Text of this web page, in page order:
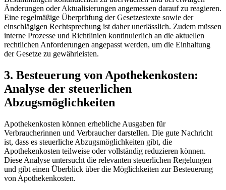
Änderungen oder Aktualisierungen angemessen darauf zu ​reagieren.
‍Eine regelmäßige Überprüfung der Gesetzestexte sowie der
einschlägigen Rechtsprechung ist ‍daher​ unerlässlich. Zudem müssen
interne Prozesse und Richtlinien ‌kontinuierlich an​ die aktuellen
rechtlichen ‌Anforderungen angepasst werden, um die ‌Einhaltung
der Gesetze zu gewährleisten.
3. Besteuerung von Apothekenkosten:⁢
Analyse der steuerlichen
Abzugsmöglichkeiten
Apothekenkosten können ‍erhebliche Ausgaben für⁣
Verbraucherinnen und Verbraucher darstellen. Die gute Nachricht
ist, dass es steuerliche Abzugsmöglichkeiten gibt, die
Apothekenkosten teilweise oder vollständig reduzieren können.
Diese Analyse untersucht die relevanten steuerlichen Regelungen
und gibt einen Überblick über die Möglichkeiten zur Besteuerung
von Apothekenkosten.